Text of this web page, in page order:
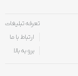
تعرفه تبلیغات
ارتباط با ما
برو به بالا